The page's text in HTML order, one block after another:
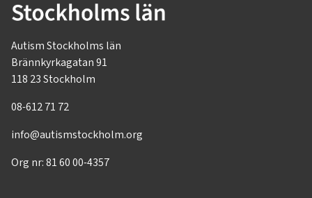
Autism Stockholms län
Brännkyrkagatan 91
118 23 Stockholm
08-612 71 72
info@autismstockholm.org
Org nr: 81 60 00-4357